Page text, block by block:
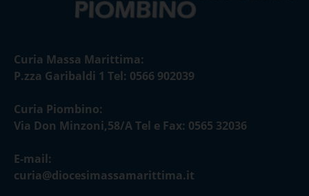
Curia Massa Marittima:
P.zza Garibaldi 1 Tel: 0566 902039
Curia Piombino:
Via Don Minzoni,58/A Tel e Fax: 0565 32036
E-mail:
curia@diocesimassamarittima.it